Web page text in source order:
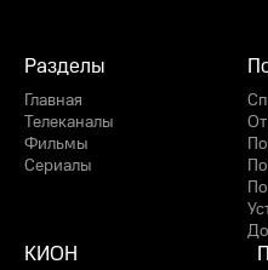
Разделы
Главная
Телеканалы
Фильмы
Сериалы
КИОН